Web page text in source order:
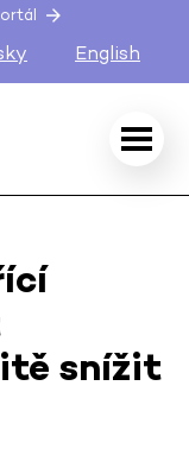
English
snížit